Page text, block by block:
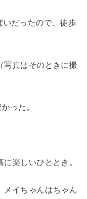
いだったので、徒歩
写真はそのときに撮
った。
楽しいひととき。
メイちゃんはちゃん